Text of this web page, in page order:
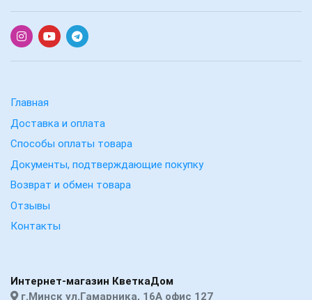
Главная
Доставка и оплата
Способы оплаты товара
Документы, подтверждающие покупку
Возврат и обмен товара
Отзывы
Контакты
Интернет-магазин КветкаДом
г.Минск ул.Гамарника, 16А офис 127